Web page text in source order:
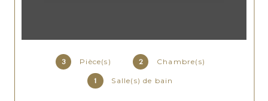
3 Pièce(s) 2 Chambre(s)
1 Salle(s) de bain
prix.